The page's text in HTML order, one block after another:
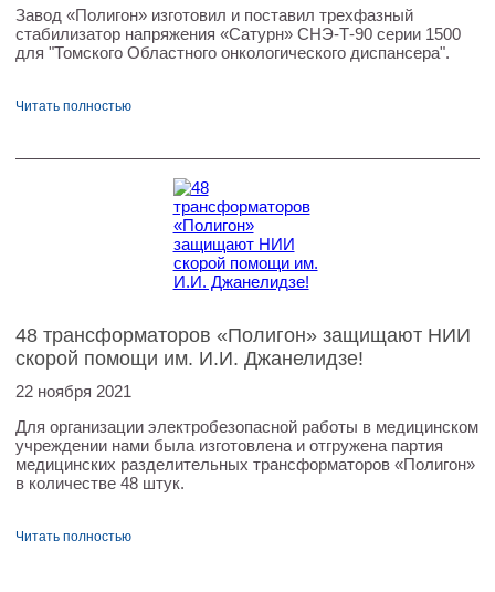
Завод «Полигон» изготовил и поставил трехфазный
стабилизатор напряжения «Сатурн» СНЭ-Т-90 серии 1500
для "Томского Областного онкологического диспансера".
Читать полностью
48 трансформаторов «Полигон» защищают НИИ
скорой помощи им. И.И. Джанелидзе!
22 ноября 2021
Для организации электробезопасной работы в медицинском
учреждении нами была изготовлена и отгружена партия
медицинских разделительных трансформаторов «Полигон»
в количестве 48 штук.
Читать полностью